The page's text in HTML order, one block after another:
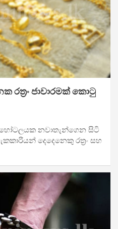
ජාවාරමක් කොටු
හෝටලයක නවාතැන්ගෙන සිටි
දෙදෙනෙකු රත්‍රං සහ